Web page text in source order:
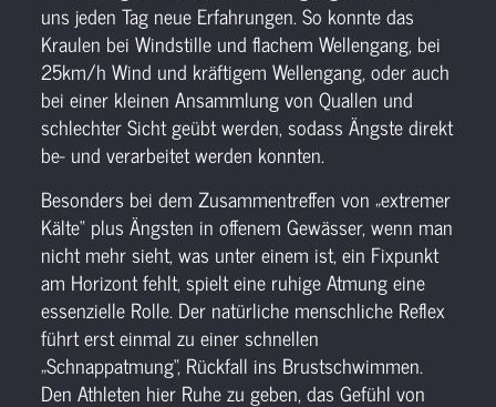
uns jeden Tag neue Erfahrungen. So konnte das
Kraulen bei Windstille und flachem Wellengang, bei
25km/h Wind und kräftigem Wellengang, oder auch
bei einer kleinen Ansammlung von Quallen und
schlechter Sicht geübt werden, sodass Ängste direkt
be- und verarbeitet werden konnten.
Besonders bei dem Zusammentreffen von „extremer
Kälte“ plus Ängsten in offenem Gewässer, wenn man
nicht mehr sieht, was unter einem ist, ein Fixpunkt
am Horizont fehlt, spielt eine ruhige Atmung eine
essenzielle Rolle. Der natürliche menschliche Reflex
führt erst einmal zu einer schnellen
„Schnappatmung“, Rückfall ins Brustschwimmen.
Den Athleten hier Ruhe zu geben, das Gefühl von